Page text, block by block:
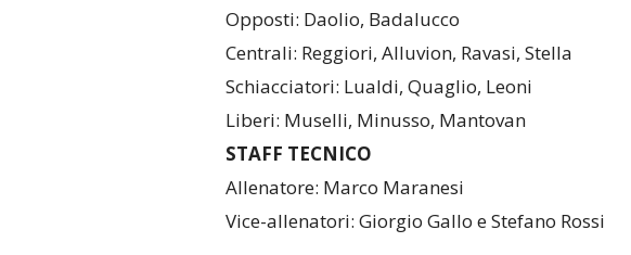
Opposti: Daolio, Badalucco
Centrali: Reggiori, Alluvion, Ravasi, Stella
Schiacciatori: Lualdi, Quaglio, Leoni
Liberi: Muselli, Minusso, Mantovan
STAFF TECNICO
Allenatore: Marco Maranesi
Vice-allenatori: Giorgio Gallo e Stefano Rossi